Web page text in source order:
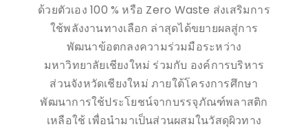
ด้วยตัวเอง 100 % หรือ Zero Waste ส่งเสริมการ
ใช้พลังงานทางเลือก ล่าสุดได้ขยายผลสู่การ
พัฒนาข้อตกลงความร่วมมือระหว่าง
มหาวิทยาลัยเชียงใหม่ ร่วมกับ องค์การบริหาร
ส่วนจังหวัดเชียงใหม่ ภายใต้โครงการศึกษา
พัฒนาการใช้ประโยชน์จากบรรจุภัณฑ์พลาสติก
เหลือใช้ เพื่อนำมาเป็นส่วนผสมในวัสดุผิวทาง